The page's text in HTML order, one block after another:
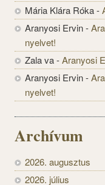
Mária Klára Róka-
Aranyosi Ervin-
nyelvet!
Zala va-Aranyosi
Aranyosi Ervin-
nyelvet!
Archívum
2026. augusztus
2026. július